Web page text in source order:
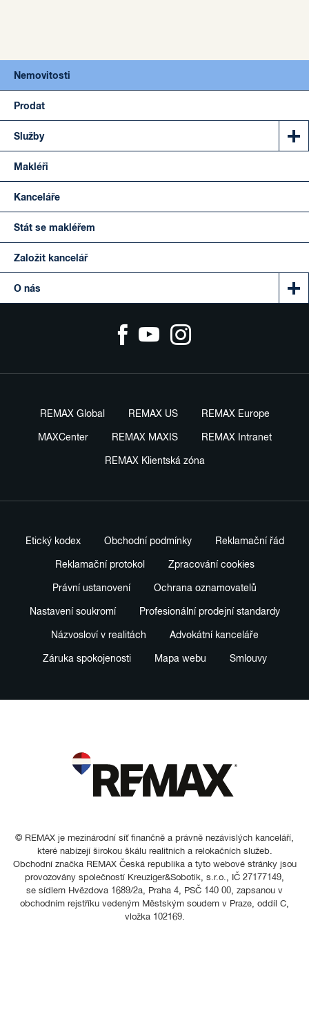
Nemovitosti
Prodat
Služby
Makléři
Kanceláře
Stát se makléřem
Založit kancelář
O nás
REMAX Global REMAX US REMAX Europe
MAXCenter REMAX MAXIS REMAX Intranet
REMAX Klientská zóna
Etický kodex Obchodní podmínky Reklamační řád
Reklamační protokol Zpracování cookies
Právní ustanovení Ochrana oznamovatelů
Nastavení soukromí Profesionální prodejní standardy
Názvosloví v realitách Advokátní kanceláře
Záruka spokojenosti Mapa webu Smlouvy
© REMAX je mezinárodní síť finančně a právně nezávislých kanceláří,
které nabízejí širokou škálu realitních a relokačních služeb.
Obchodní značka REMAX Česká republika a tyto webové stránky jsou
provozovány společností Kreuziger&Sobotik, s.r.o., IČ 27177149,
se sídlem Hvězdova 1689/2a, Praha 4, PSČ 140 00, zapsanou v
obchodním rejstříku vedeným Městským soudem v Praze, oddíl C,
vložka 102169.